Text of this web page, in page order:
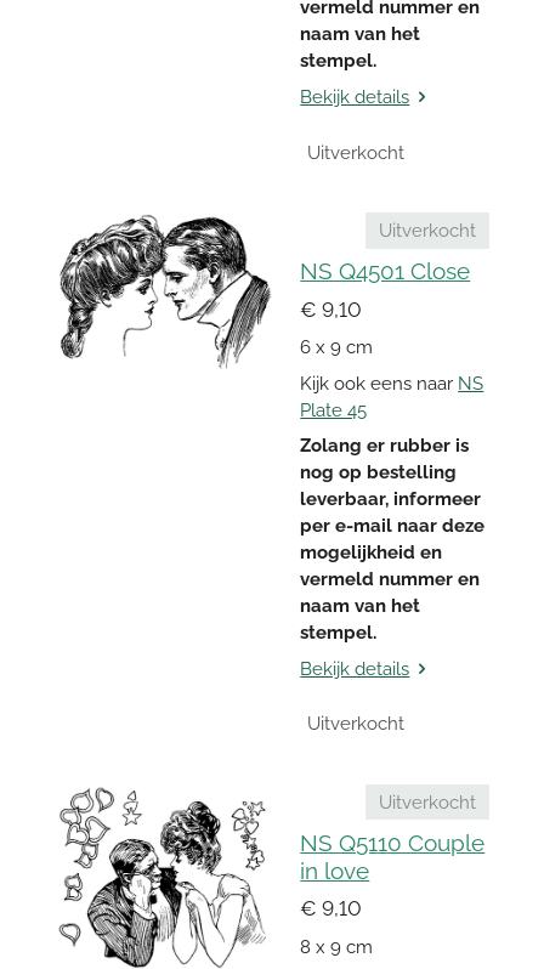
vermeld nummer en
naam van het
stempel.
Bekijk details
Uitverkocht
Uitverkocht
NS Q4501 Close
€ 9,10
6 x 9 cm
Kijk ook eens naar NS
Plate 45
Zolang er rubber is
nog op bestelling
leverbaar, informeer
per e-mail naar deze
mogelijkheid en
vermeld nummer en
naam van het
stempel.
Bekijk details
Uitverkocht
Uitverkocht
NS Q5110 Couple
in love
€ 9,10
8 x 9 cm